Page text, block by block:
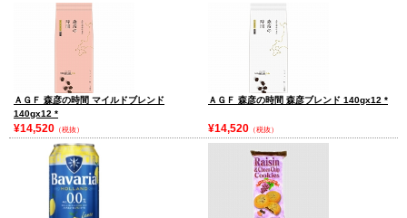
ＡＧＦ 森彦の時間 マイルドブレンド
140gx12 *
¥14,520 （税抜）
ＡＧＦ 森彦の時間 森彦ブレンド 140gx12 *
¥14,520 （税抜）